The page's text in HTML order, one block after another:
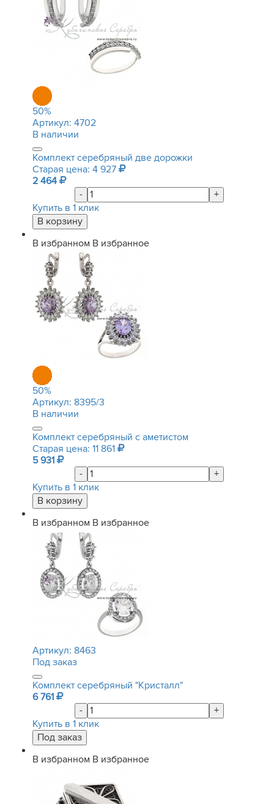
50%
Артикул: 4702
В наличии
Комплект серебряный две дорожки
Старая цена: 4 927
2 464
-
+
Купить в 1 клик
В избранном В избранное
50%
Артикул: 8395/3
В наличии
Комплект серебряный с аметистом
Старая цена: 11 861
5 931
-
+
Купить в 1 клик
В избранном В избранное
Артикул: 8463
Под заказ
Комплект серебряный "Кристалл"
6 761
-
+
Купить в 1 клик
В избранном В избранное